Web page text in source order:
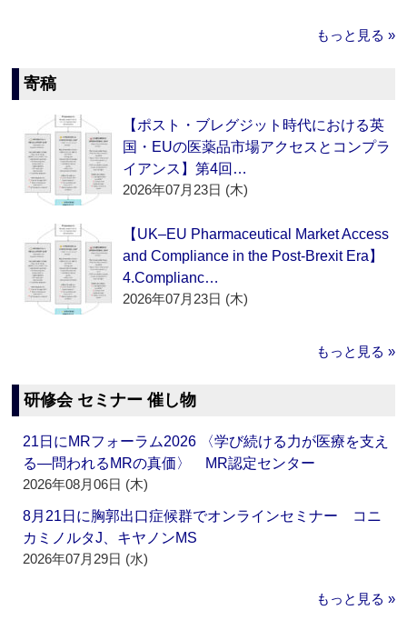
もっと見る »
寄稿
【ポスト・ブレグジット時代における英
国・EUの医薬品市場アクセスとコンプラ
イアンス】第4回…
2026年07月23日 (木)
【UK–EU Pharmaceutical Market Access
and Compliance in the Post-Brexit Era】
4.Complianc…
2026年07月23日 (木)
もっと見る »
研修会 セミナー 催し物
21日にMRフォーラム2026 〈学び続ける力が医療を支え
る―問われるMRの真価〉 MR認定センター
2026年08月06日 (木)
8月21日に胸郭出口症候群でオンラインセミナー コニ
カミノルタJ、キヤノンMS
2026年07月29日 (水)
もっと見る »